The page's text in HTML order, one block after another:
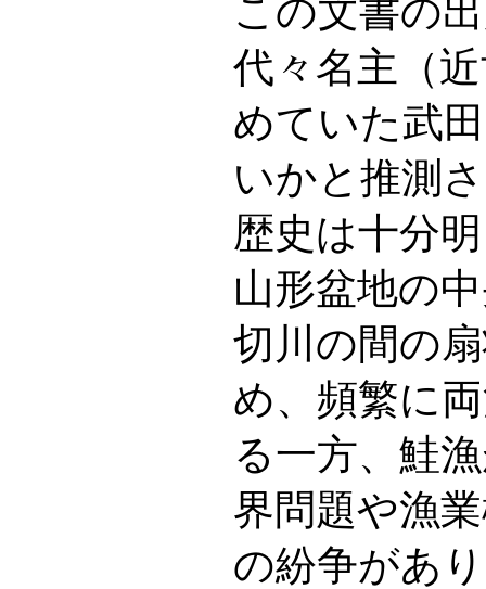
この文書の
代々名主（
めていた武
いかと推測
歴史は十分
山形盆地の
切川の間の
め、頻繁に
る一方、鮭
界問題や漁
の紛争があ